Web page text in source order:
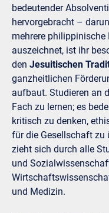
bedeutender
hervorgebracht –
mehrere philippinische
auszeichnet, ist ihr
den Jesuitischen
ganzheitlichen
aufbaut. Studieren an
Fach zu lernen; es
kritisch zu denken,
für die Gesellschaft zu
zieht sich durch alle
und
und Medizin.